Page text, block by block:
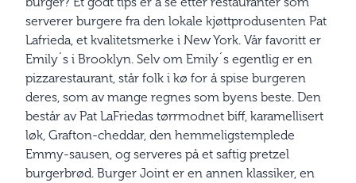
serverer burgere fra den lokale kjøttprodusenten Pat
Lafrieda, et kvalitetsmerke i New York. Vår favoritt er
Emily´s i Brooklyn. Selv om Emily´s egentlig er en
pizzarestaurant, står folk i kø for å spise burgeren
deres, som av mange regnes som byens beste. Den
består av Pat LaFriedas tørrmodnet biff, karamellisert
løk, Grafton-­cheddar, den hemmeligstemplede
Emmy-sausen, og serveres på et saftig pretzel
burgerbrød. Burger Joint er en annen klassiker, en